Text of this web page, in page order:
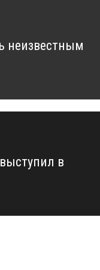
неизвестным
в